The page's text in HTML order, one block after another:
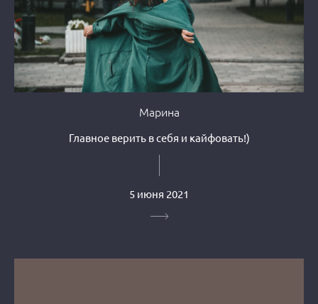
Марина
Главное верить в себя и кайфовать!)
5 июня 2021